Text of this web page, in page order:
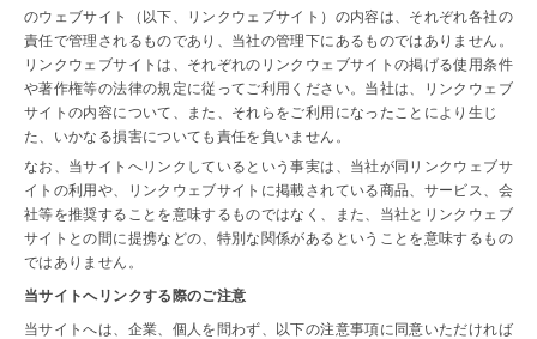
のウェブサイト（以下、リンクウェブサイト）の内容は、それぞれ各社の
責任で管理されるものであり、当社の管理下にあるものではありません。
リンクウェブサイトは、それぞれのリンクウェブサイトの掲げる使用条件
や著作権等の法律の規定に従ってご利用ください。当社は、リンクウェブ
サイトの内容について、また、それらをご利用になったことにより生じ
た、いかなる損害についても責任を負いません。
なお、当サイトへリンクしているという事実は、当社が同リンクウェブサ
イトの利用や、リンクウェブサイトに掲載されている商品、サービス、会
社等を推奨することを意味するものではなく、また、当社とリンクウェブ
サイトとの間に提携などの、特別な関係があるということを意味するもの
ではありません。
当サイトへリンクする際のご注意
当サイトへは、企業、個人を問わず、以下の注意事項に同意いただければ